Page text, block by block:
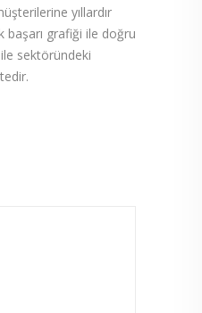
yıllardır
başarı grafiği ile doğru
sektöründeki